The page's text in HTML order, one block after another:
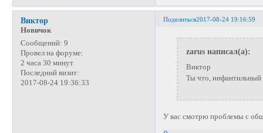
Поделиться2017-08-24 19:16:59
Виктор
Новичок
Сообщений: 9
Провел на форуме:
2 часа 30 минут
Последний визит:
2017-08-24 19:36:33
zarus написал(а):
Виктор
Ты что, инфантильный
У вас смотрю проблемы с